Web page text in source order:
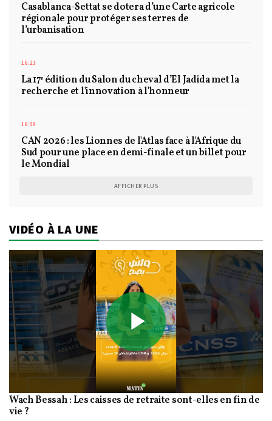
Casablanca-Settat se dotera d’une Carte agricole
régionale pour protéger ses terres de
l’urbanisation
16:23
La 17ᵉ édition du Salon du cheval d’El Jadida met la
recherche et l'innovation à l'honneur
16:09
CAN 2026 : les Lionnes de l'Atlas face à l'Afrique du
Sud pour une place en demi-finale et un billet pour
le Mondial
AFFICHER PLUS
VIDÉO À LA UNE
Play
Video
Wach Bessah : Les caisses de retraite sont-elles en fin de
vie ?